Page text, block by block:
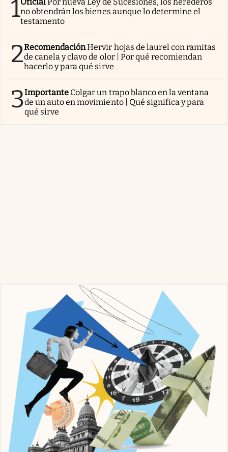
1no obtendrán los bienes aunque lo determine el
testamento
2RecomendaciónHervir hojas de laurel con ramitas
de canela y clavo de olor | Por qué recomiendan
hacerlo y para qué sirve
3Importante Colgar un trapo blanco en la ventana
de un auto en movimiento | Qué significa y para
qué sirve